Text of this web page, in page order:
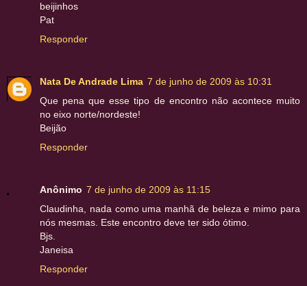
beijinhos
Pat
Responder
Nata De Andrade Lima 7 de junho de 2009 às 10:31
Que pena que esse tipo de encontro não acontece muito
no eixo norte/nordeste!
Beijão
Responder
Anônimo 7 de junho de 2009 às 11:15
Claudinha, nada como uma manhã de beleza e mimo para
nós mesmas. Este encontro deve ter sido ótimo.
Bjs.
Janeisa
Responder